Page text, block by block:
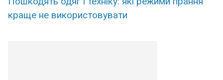
краще не використовувати